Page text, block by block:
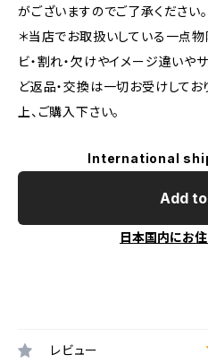
がございますのでご了承ください。
＊当店でお取扱いしている一点物
ビ・割れ・欠けやイメージ違いや
ど返品・交換は一切お受けしてお
上、ご購入下さい。
International
Add
日本国内にお
レビュー